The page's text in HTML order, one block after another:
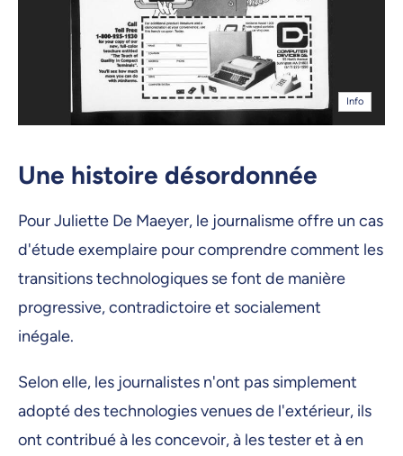
Info
Une histoire désordonnée
Pour Juliette De Maeyer, le journalisme offre un cas
d'étude exemplaire pour comprendre comment les
transitions technologiques se font de manière
progressive, contradictoire et socialement
inégale.
Selon elle, les journalistes n'ont pas simplement
adopté des technologies venues de l'extérieur, ils
ont contribué à les concevoir, à les tester et à en